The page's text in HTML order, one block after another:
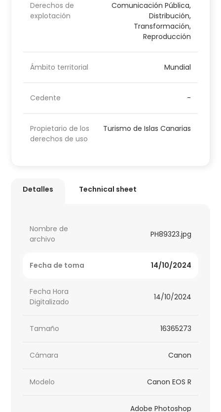
Derechos de
explotación
Comunicación Pública,
Distribución,
Transformación,
Reproducción
Ámbito territorial Mundial
Cedente -
Propietario de los
derechos de uso
Turismo de Islas Canarias
Detalles Technical sheet
Nombre de
archivo
PH89323.jpg
Fecha de toma 14/10/2024
Fecha Hora
Digitalizado
14/10/2024
Tamaño 16365273
Cámara Canon
Modelo Canon EOS R
Adobe Photoshop